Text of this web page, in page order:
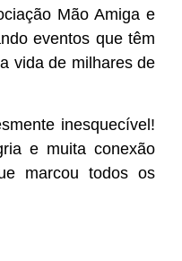
Mão Amiga e
eventos que têm
vida de milhares de
inesquecível!
e muita conexão
marcou todos os